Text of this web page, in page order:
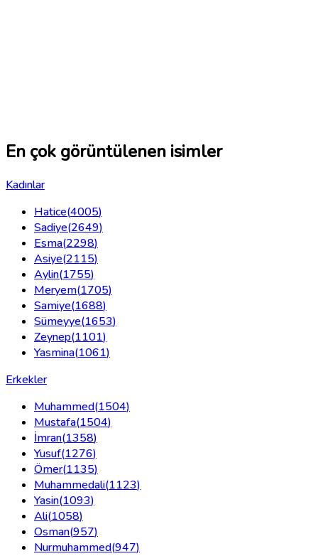
En çok görüntülenen isimler
Kadınlar
Hatice(4005)
Sadiye(2649)
Esma(2298)
Asiye(2115)
Aylin(1755)
Meryem(1705)
Samiye(1688)
Sümeyye(1653)
Zeynep(1101)
Yasmina(1061)
Erkekler
Muhammed(1504)
Mustafa(1504)
İmran(1358)
Yusuf(1276)
Ömer(1135)
Muhammedali(1123)
Yasin(1093)
Ali(1058)
Osman(957)
Nurmuhammed(947)